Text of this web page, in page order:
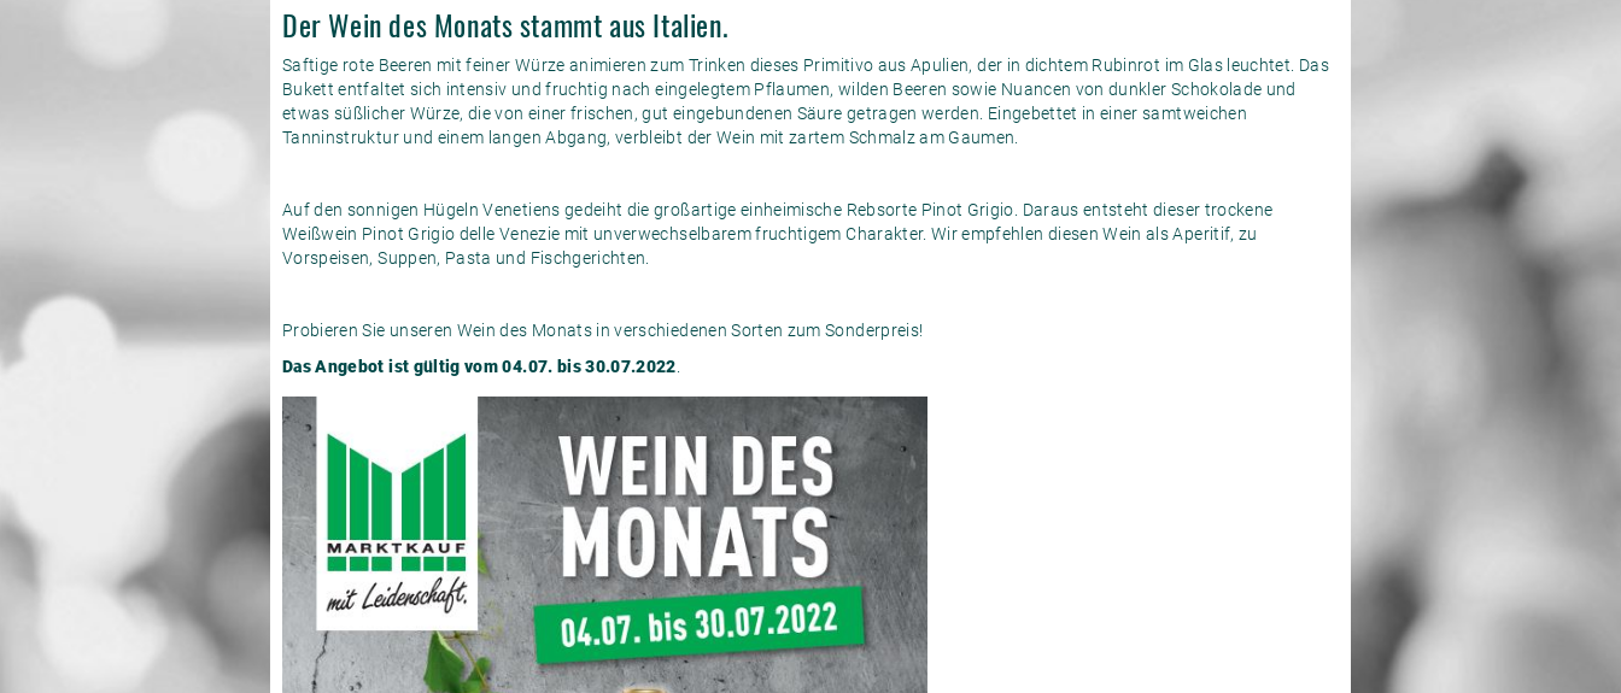
Der Wein des Monats stammt aus Italien.
Saftige rote Beeren mit feiner Würze animieren zum Trinken dieses Primitivo aus Apulien, der in dichtem Rubinrot im Glas leuchtet. Das
Bukett entfaltet sich intensiv und fruchtig nach eingelegtem Pflaumen, wilden Beeren sowie Nuancen von dunkler Schokolade und
etwas süßlicher Würze, die von einer frischen, gut eingebundenen Säure getragen werden. Eingebettet in einer samtweichen
Tanninstruktur und einem langen Abgang, verbleibt der Wein mit zartem Schmalz am Gaumen.
Auf den sonnigen Hügeln Venetiens gedeiht die großartige einheimische Rebsorte Pinot Grigio. Daraus entsteht dieser trockene
Weißwein Pinot Grigio delle Venezie mit unverwechselbarem fruchtigem Charakter. Wir empfehlen diesen Wein als Aperitif, zu
Vorspeisen, Suppen, Pasta und Fischgerichten.
Probieren Sie unseren Wein des Monats in verschiedenen Sorten zum Sonderpreis!
Das Angebot ist gültig vom 04.07. bis 30.07.2022